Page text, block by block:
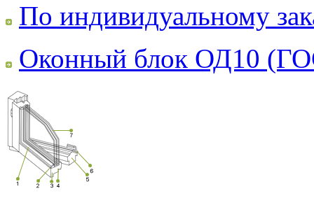
По индивидуальному
Оконный блок ОД10